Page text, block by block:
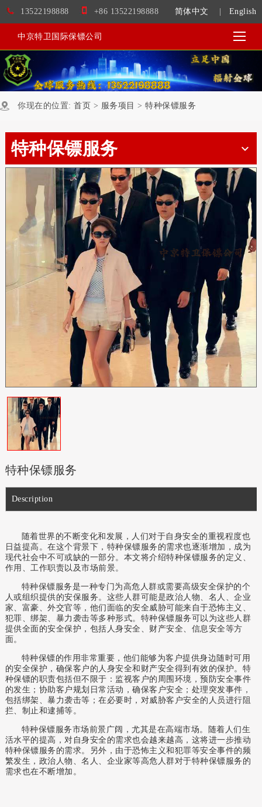
简体中文 English
13522198888 +86 13522198888
中京特卫国际保镖公司
你现在的位置: 首页 > 服务项目 > 特种保镖服务
特种保镖服务
特种保镖服务
Description
随着世界的不断变化和发展，人们对于自身安全的重视程度也
日益提高。在这个背景下，特种保镖服务的需求也逐渐增加，成为
现代社会中不可或缺的一部分。本文将介绍特种保镖服务的定义、
作用、工作职责以及市场前景。
特种保镖服务是一种专门为高危人群或需要高级安全保护的个
人或组织提供的安保服务。这些人群可能是政治人物、名人、企业
家、富豪、外交官等，他们面临的安全威胁可能来自于恐怖主义、
犯罪、绑架、暴力袭击等多种形式。特种保镖服务可以为这些人群
提供全面的安全保护，包括人身安全、财产安全、信息安全等方
面。
特种保镖的作用非常重要，他们能够为客户提供身边随时可用
的安全保护，确保客户的人身安全和财产安全得到有效的保护。特
种保镖的职责包括但不限于：监视客户的周围环境，预防安全事件
的发生；协助客户规划日常活动，确保客户安全；处理突发事件，
包括绑架、暴力袭击等；在必要时，对威胁客户安全的人员进行阻
拦、制止和逮捕等。
特种保镖服务市场前景广阔，尤其是在高端市场。随着人们生
活水平的提高，对自身安全的需求也会越来越高，这将进一步推动
特种保镖服务的需求。另外，由于恐怖主义和犯罪等安全事件的频
繁发生，政治人物、名人、企业家等高危人群对于特种保镖服务的
需求也在不断增加 。